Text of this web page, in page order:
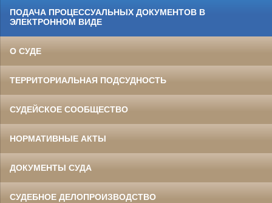
ПОДАЧА ПРОЦЕССУАЛЬНЫХ ДОКУМЕНТОВ В
ЭЛЕКТРОННОМ ВИДЕ
О СУДЕ
ТЕРРИТОРИАЛЬНАЯ ПОДСУДНОСТЬ
СУДЕЙСКОЕ СООБЩЕСТВО
НОРМАТИВНЫЕ АКТЫ
ДОКУМЕНТЫ СУДА
СУДЕБНОЕ ДЕЛОПРОИЗВОДСТВО